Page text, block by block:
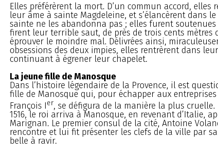
Elles préférèrent la mort. D’un commun accord, elles
leur âme à sainte Magdeleine, et s’élancèrent dans
sainte ne les abandonna pas ; elles furent soutenues
firent leur terrible saut, de près de trois cents mètres
éprouver le moindre mal. Délivrées ainsi,
obsessions des deux impies, elles rentrèrent dans
continuant à égrener leur chapelet.
La jeune fille de Manosque
Dans l’histoire légendaire de la Provence, il est
fille de Manosque qui, pour échapper aux
François Ier, se défigura de la manière la plus cruelle.
1516, le roi arriva à Manosque, en revenant d’Italie,
Marignan. Le premier consul de la cité, Antoine
rencontre et lui fit présenter les clefs de la ville par
belle à ravir.